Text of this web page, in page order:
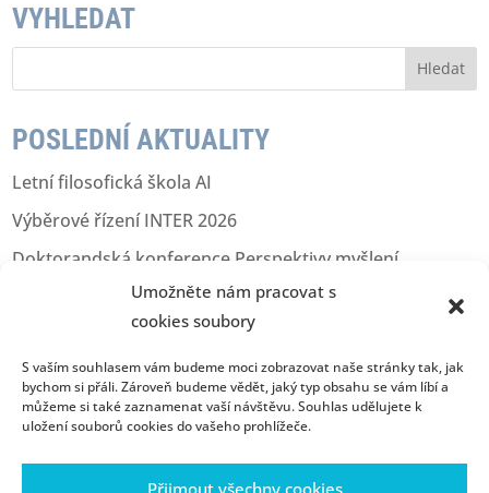
Umožněte nám pracovat s
cookies soubory
S vaším souhlasem vám budeme moci zobrazovat naše stránky tak, jak
bychom si přáli. Zároveň budeme vědět, jaký typ obsahu se vám líbí a
můžeme si také zaznamenat vaší návštěvu. Souhlas udělujete k
uložení souborů cookies do vašeho prohlížeče.
Přijmout všechny cookies
VYHLEDAT
e
á
v
á
n
POSLEDNÍ AKTUALITY
Letní filosofická škola AI
Výběrové řízení INTER 2026
Doktorandská konference Perspektivy myšlení
Holistic Representation in LLMs
Výjezdní kafkovská konference
Úvod Kontakt
Konzultační hodiny